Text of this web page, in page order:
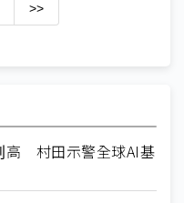
>>
高 村田示警全球AI基